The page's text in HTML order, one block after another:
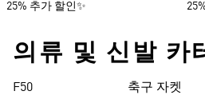
25% 추가 할인✨
의류 및 신발 카
F50 축구 자켓